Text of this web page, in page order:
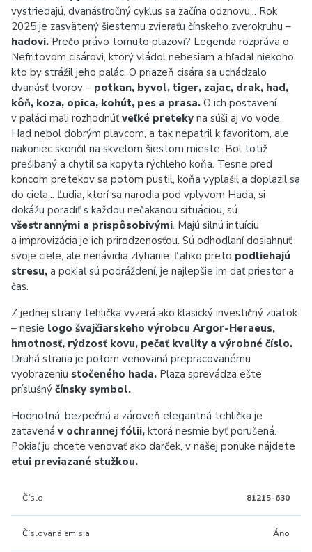
vystriedajú, dvanásťročný cyklus sa začína odznovu... Rok
2025 je zasvätený šiestemu zvieraťu čínskeho zverokruhu –
hadovi. Prečo právo tomuto plazovi? Legenda rozpráva o
Nefritovom cisárovi, ktorý vládol nebesiam a hľadal niekoho,
kto by strážil jeho palác. O priazeň cisára sa uchádzalo
dvanásť tvorov – potkan, byvol, tiger, zajac, drak, had,
kôň, koza, opica, kohút, pes a prasa. O ich postavení
v paláci mali rozhodnúťveľké preteky na súši aj vo vode.
Had nebol dobrým plavcom, a tak nepatril k favoritom, ale
nakoniec skončil na skvelom šiestom mieste. Bol totiž
prešibaný a chytil sa kopyta rýchleho koňa. Tesne pred
koncom pretekov sa potom pustil, koňa vyplašil a doplazil sa
do cieľa... Ľudia, ktorí sa narodia pod vplyvom Hada, si
dokážu poradiť s každou nečakanou situáciou, sú
všestrannými a prispôsobivými. Majú silnú intuíciu
a improvizácia je ich prirodzenosťou. Sú odhodlaní dosiahnuť
svoje ciele, ale nenávidia zlyhanie. Ľahko preto podliehajú
stresu, a pokiaľ sú podráždení, je najlepšie im dať priestor a
čas.
Z jednej strany tehlička vyzerá ako klasický investičný zliatok
– nesie logo švajčiarskeho výrobcu Argor-‍Heraeus,
hmotnosť, rýdzosť kovu, pečať kvality a výrobné číslo.
Druhá strana je potom venovaná prepracovanému
vyobrazeniu stočeného hada. Plaza sprevádza ešte
príslušný čínsky symbol.
Hodnotná, bezpečná a zároveň elegantná tehlička je
zatavená v ochrannej fólii, ktorá nesmie byť porušená.
Pokiaľ ju chcete venovať ako darček, v našej ponuke nájdete
etui previazané stužkou.
Číslo 81215-630
Číslovaná emisia Áno